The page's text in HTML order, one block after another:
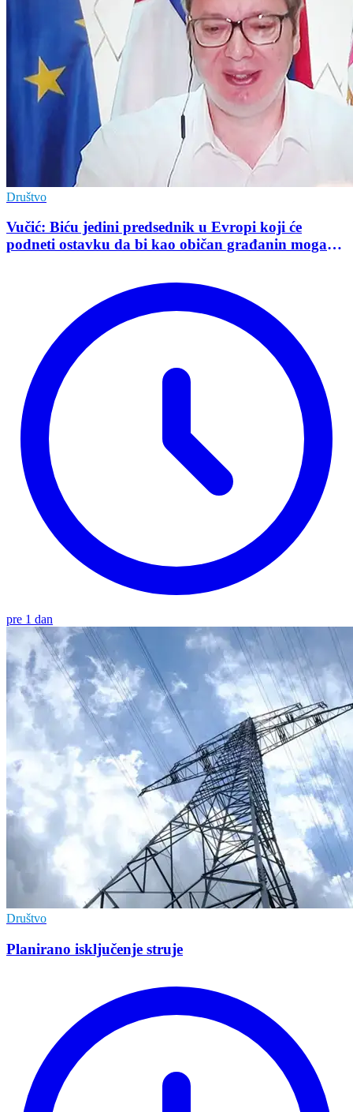
Društvo
Vučić: Biću jedini predsednik u Evropi koji će
podneti ostavku da bi kao običan građanin mogao
pre 1 dan
Društvo
Planirano isključenje struje